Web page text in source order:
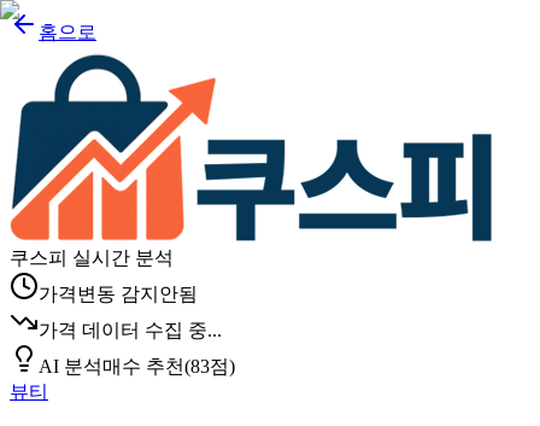
홈으로
쿠스피 실시간 분석
가격변동 감지안됨
가격 데이터 수집 중...
AI 분석매수 추천(83점)
뷰티